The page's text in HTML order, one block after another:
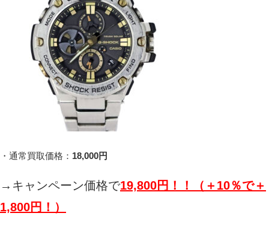
・通常買取価格： 18,000円
→キャンペーン価格で19,800円！！（＋10％で＋
1,800円！）